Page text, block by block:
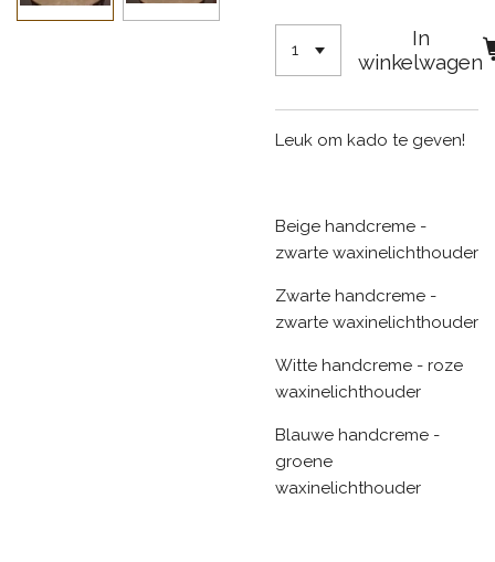
In
winkelwagen
Leuk om kado te geven!
Beige handcreme -
zwarte waxinelichthouder
Zwarte handcreme -
zwarte waxinelichthouder
Witte handcreme - roze
waxinelichthouder
Blauwe handcreme -
groene
waxinelichthouder